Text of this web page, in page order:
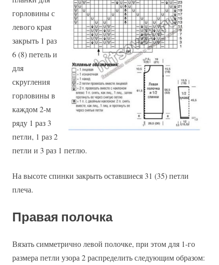
горловины с
левого края
закрыть 1 раз
6 (8) петель и
для
скругления
горловины в
каждом 2-м
ряду 1 раз 3
петли, 1 раз 2
петли и 3 раз 1 петлю.
На высоте спинки закрыть оставшиеся 31 (35) петли
плеча.
Правая полочка
Вязать симметрично левой полочке, при этом для 1-го
размера петли узора 2 распределить следующим образом: